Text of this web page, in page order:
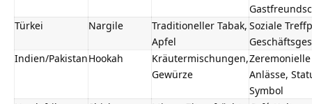
Türkei
Nargile
Traditioneller Tabak,
Apfel
Soziale
Indien/PakistanHookah
Kräutermischungen,
Gewürze
Zeremonielle
Anlässe,
Symbol